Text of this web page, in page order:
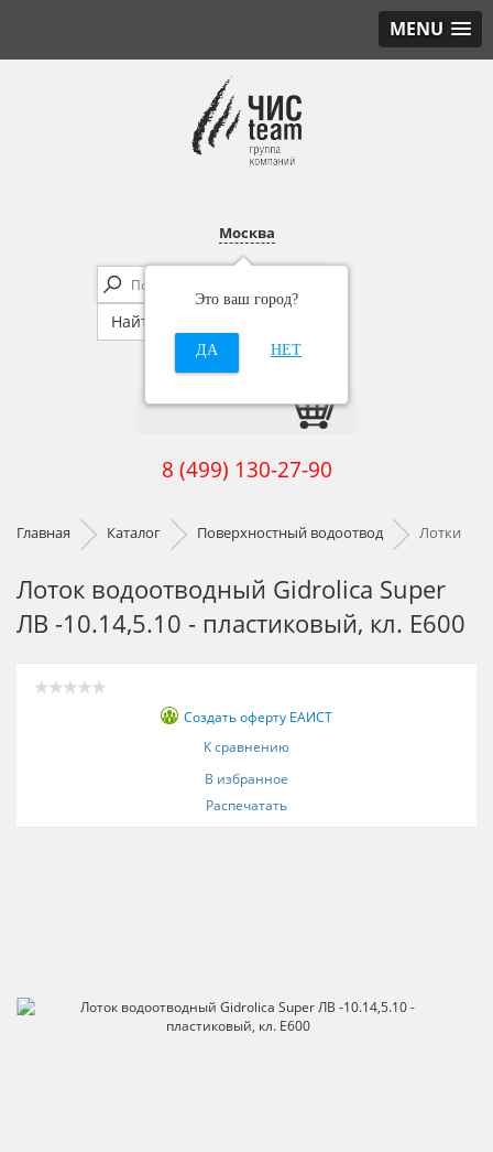
MENU
Москва
Это ваш город?
ДА НЕТ
8 (499) 130-27-90
Главная Каталог Поверхностный водоотвод Лотки
Лоток водоотводный Gidrolica Super
ЛВ -10.14,5.10 - пластиковый, кл. Е600
Создать оферту ЕАИСТ
К сравнению
В избранное
Распечатать